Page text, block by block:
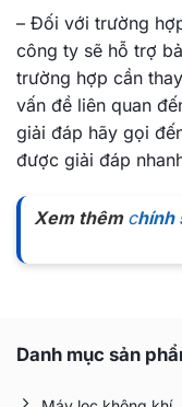
– Đối với trường
công ty sẽ hỗ trợ
trường hợp cần
vấn đề liên quan
giải đáp hãy gọi
được giải đáp
Xem thêm chính
Danh mục sản